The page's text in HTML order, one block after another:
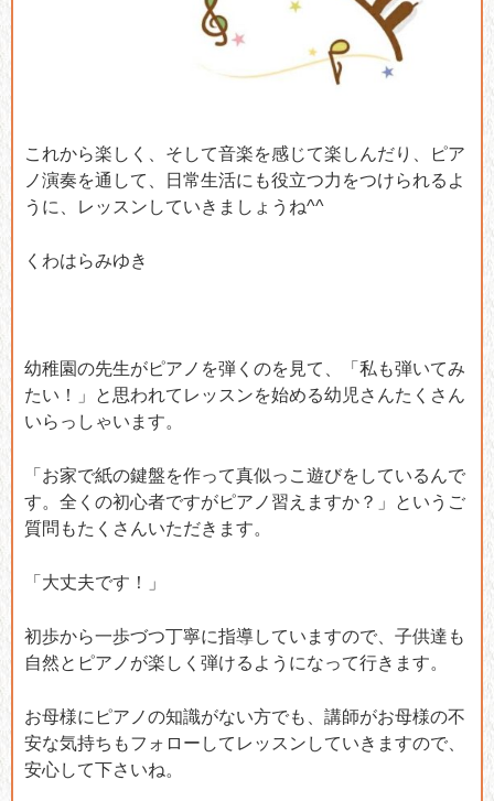
これから楽しく、そして音楽を感じて楽しんだり、ピア
ノ演奏を通して、日常生活にも役立つ力をつけられるよ
うに、レッスンしていきましょうね^^
くわはらみゆき
幼稚園の先生がピアノを弾くのを見て、「私も弾いてみ
たい！」と思われてレッスンを始める幼児さんたくさん
いらっしゃいます。
「お家で紙の鍵盤を作って真似っこ遊びをしているんで
す。全くの初心者ですがピアノ習えますか？」というご
質問もたくさんいただきます。
「大丈夫です！」
初歩から一歩づつ丁寧に指導していますので、子供達も
自然とピアノが楽しく弾けるようになって行きます。
お母様にピアノの知識がない方でも、講師がお母様の不
安な気持ちもフォローしてレッスンしていきますので、
安心して下さいね。